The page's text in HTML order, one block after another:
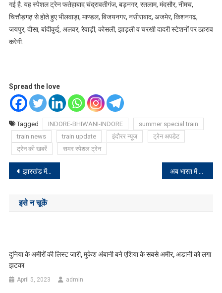
गई है. यह स्पेशल ट्रेन फतेहाबाद चंद्रावतीगंज, बड़नगर, रतलाम, मंदसौर, नीमच,
चित्तौड़गढ़ से होते हुए भीलवाड़ा, माण्डल, बिजयनगर, नसीराबाद, अजमेर, किशनगढ,
जयपुर, दौसा, बांदीकुई, अलवर, रेवाड़ी, कोसली, झाड़ली व चरखी दादरी स्टेशनों पर ठहराव
करेगी.
Spread the love
Tagged INDORE-BHIWANI-INDORE
summer special train
train news
train update इंदौरर न्यूज
ट्रेन अपडेट
ट्रेन की खबरें
समर स्पेशल ट्रेन
Post
navigation
झारखंड में इस दिन से होगी बारिश, गर्मी से मिलेगी राहत अब भारत में भी कर सकेंगे आर्टिफ़िशियल इंटेलिजेंस की पढ़ाई, जानें कहां शुरु हो रही है देश की पहली AI यूनिवर्सिटी
इसे न चूकें
दुनिया के अमीरों की लिस्ट जारी, मुकेश अंबानी बने एशिया के सबसे अमीर, अडानी को लगा
झटका
April 5, 2023 admin